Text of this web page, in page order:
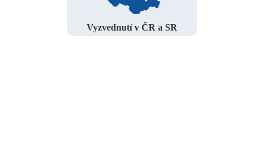
Vyzvednutí v ČR a SR